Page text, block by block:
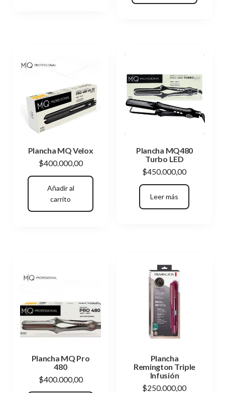
Plancha MQ Velox
$400.000,00
Añadir al
carrito
Plancha MQ480
Turbo LED
$450.000,00
Leer más
Plancha MQ Pro
480
$400.000,00
Plancha
Remington Triple
Infusión
$250.000,00